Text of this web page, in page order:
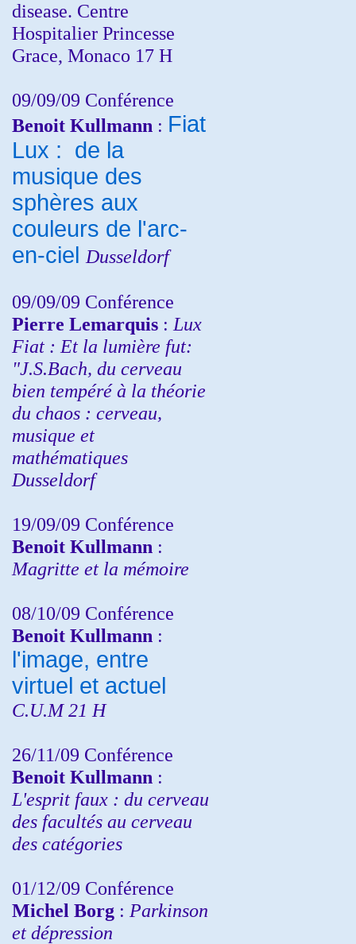
disease. Centre
Hospitalier Princesse
Grace, Monaco 17 H
09/09/09 Conférence
Benoit Kullmann : Fiat
Lux : de la
musique des
sphères aux
couleurs de l'arc-
en-ciel Dusseldorf
09/09/09 Conférence
Pierre Lemarquis : Lux
Fiat : Et la lumière fut:
"J.S.Bach, du cerveau
bien tempéré à la théorie
du chaos : cerveau,
musique et
mathématiques
Dusseldorf
19/09/09 Conférence
Benoit Kullmann :
Magritte et la mémoire
08/10/09 Conférence
Benoit Kullmann :
l'image, entre
virtuel et actuel
C.U.M 21 H
26/11/09 Conférence
Benoit Kullmann :
L'esprit faux : du cerveau
des facultés au cerveau
des catégories
01/12/09 Conférence
Michel Borg : Parkinson
et dépression